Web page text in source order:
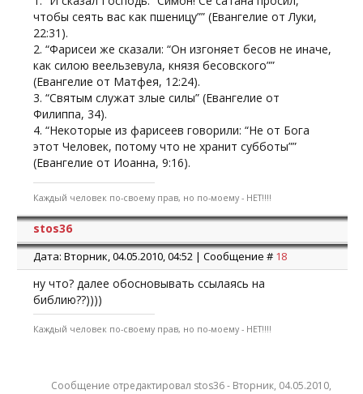
чтобы сеять вас как пшеницу”” (Евангелие от Луки,
22:31).
2. “Фарисеи же сказали: “Он изгоняет бесов не иначе,
как силою веельзевула, князя бесовского””
(Евангелие от Матфея, 12:24).
3. “Святым служат злые силы” (Евангелие от
Филиппа, 34).
4. “Некоторые из фарисеев говорили: “Не от Бога
этот Человек, потому что не хранит субботы””
(Евангелие от Иоанна, 9:16).
Каждый человек по-своему прав, но по-моему - НЕТ!!!!
stos36
Дата: Вторник, 04.05.2010, 04:52 | Сообщение # 18
ну что? далее обосновывать ссылаясь на
библию??))))
Каждый человек по-своему прав, но по-моему - НЕТ!!!!
Сообщение отредактировал stos36- Вторник, 04.05.2010,